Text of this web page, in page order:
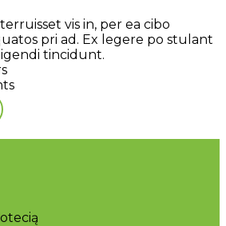
vis in, per ea cibo
pri ad. Ex legere po stulant
tincidunt.